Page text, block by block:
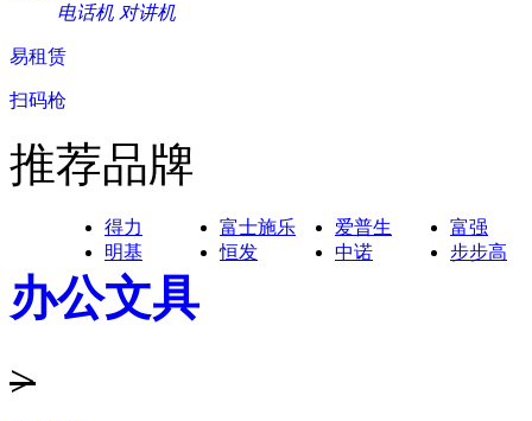
电话机 对讲机
易租赁
扫码枪
推荐品牌
得力 富士施乐 爱普生
富强
明基
恒发 中诺 步步高
办公文具
>